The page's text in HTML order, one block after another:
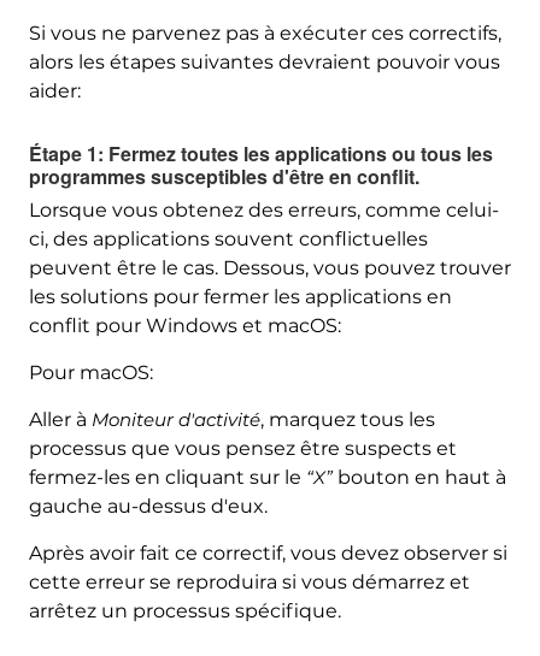
Si vous ne parvenez pas à exécuter ces correctifs,
alors les étapes suivantes devraient pouvoir vous
aider:
Étape 1: Fermez toutes les applications ou tous les
programmes susceptibles d'être en conflit.
Lorsque vous obtenez des erreurs, comme celui-
ci, des applications souvent conflictuelles
peuvent être le cas. Dessous, vous pouvez trouver
les solutions pour fermer les applications en
conflit pour Windows et macOS:
Pour macOS:
Aller à Moniteur d'activité, marquez tous les
processus que vous pensez être suspects et
fermez-les en cliquant sur le “X”bouton en haut à
gauche au-dessus d'eux.
Après avoir fait ce correctif, vous devez observer si
cette erreur se reproduira si vous démarrez et
arrêtez un processus spécifique.